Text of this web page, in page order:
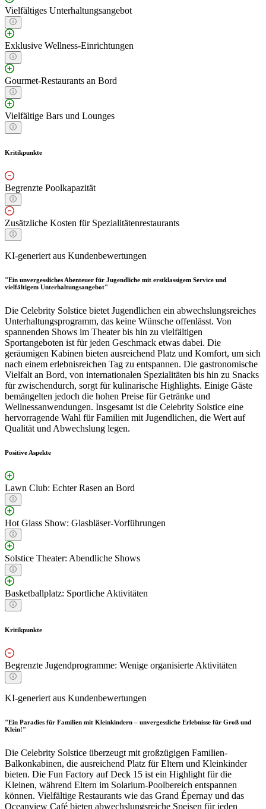
Vielfältiges Unterhaltungsangebot
Exklusive Wellness-Einrichtungen
Gourmet-Restaurants an Bord
Vielfältige Bars und Lounges
Kritikpunkte
Begrenzte Poolkapazität
Zusätzliche Kosten für Spezialitätenrestaurants
KI-generiert aus Kundenbewertungen
"Ein unvergessliches Abenteuer für Jugendliche mit erstklassigem Service und
vielfältigem Unterhaltungsangebot"
Die Celebrity Solstice bietet Jugendlichen ein abwechslungsreiches
Unterhaltungsprogramm, das keine Wünsche offenlässt. Von
spannenden Shows im Theater bis hin zu vielfältigen
Sportangeboten ist für jeden Geschmack etwas dabei. Die
geräumigen Kabinen bieten ausreichend Platz und Komfort, um sich
nach einem erlebnisreichen Tag zu entspannen. Die gastronomische
Vielfalt an Bord, von internationalen Spezialitäten bis hin zu Snacks
für zwischendurch, sorgt für kulinarische Highlights. Einige Gäste
bemängelten jedoch die hohen Preise für Getränke und
Wellnessanwendungen. Insgesamt ist die Celebrity Solstice eine
hervorragende Wahl für Familien mit Jugendlichen, die Wert auf
Qualität und Abwechslung legen.
Positive Aspekte
Lawn Club: Echter Rasen an Bord
Hot Glass Show: Glasbläser-Vorführungen
Solstice Theater: Abendliche Shows
Basketballplatz: Sportliche Aktivitäten
Kritikpunkte
Begrenzte Jugendprogramme: Wenige organisierte Aktivitäten
KI-generiert aus Kundenbewertungen
"Ein Paradies für Familien mit Kleinkindern – unvergessliche Erlebnisse für Groß und
Klein!"
Die Celebrity Solstice überzeugt mit großzügigen Familien-
Balkonkabinen, die ausreichend Platz für Eltern und Kleinkinder
bieten. Die Fun Factory auf Deck 15 ist ein Highlight für die
Kleinen, während Eltern im Solarium-Poolbereich entspannen
können. Vielfältige Restaurants wie das Grand Épernay und das
Oceanview Café bieten abwechslungsreiche Speisen für jeden